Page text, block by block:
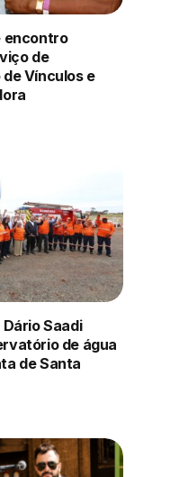
encontro
de
Vínculos e
Saadi
de água
de Santa